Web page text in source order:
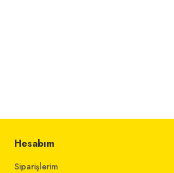
Hesabım
Siparişlerim